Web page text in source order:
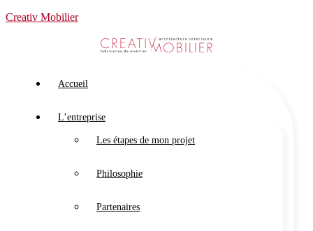
Creativ Mobilier
Accueil
L’entreprise
Les étapes de mon projet
Philosophie
Partenaires